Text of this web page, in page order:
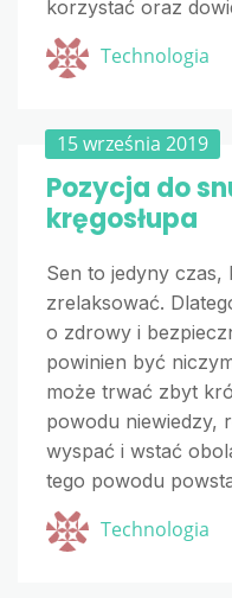
korzystać oraz
Technologia
15 września 2019
Pozycja do
kręgosłupa
Sen to jedyny czas,
zrelaksować.
o zdrowy i
powinien być
może trwać zbyt
powodu niewiedzy,
wyspać i wstać
tego powodu
Technologia